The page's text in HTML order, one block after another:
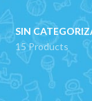
SIN
15 Products